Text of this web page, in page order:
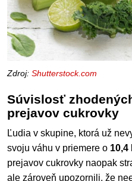
Zdroj: Shutterstock.com
Súvislosť
prejavov cukrovky
Ľudia v skupine, ktorá už
svoju váhu v priemere o 10,4
prejavov cukrovky naopak
ale zároveň upozornili, že